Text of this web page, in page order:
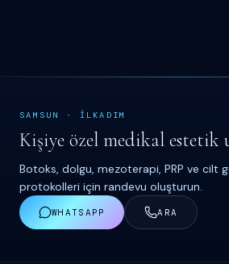
SAMSUN · İ LKADIM
Kişiye özel medikal estetik
Botoks, dolgu, mezoterapi, PRP ve cilt
protokolleri için randevu oluşturun.
WHATSAPP ARA